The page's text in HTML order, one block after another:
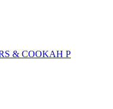
& COOKAH P